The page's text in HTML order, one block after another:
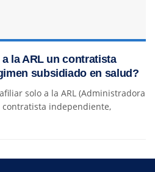
la ARL un contratista
subsidiado en salud?
solo a la ARL (Administradora
contratista independiente,